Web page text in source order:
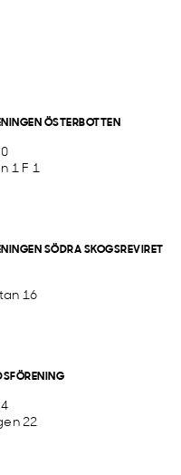
ÖSTERBOTTEN
1 F 1
SÖDRA SKOGSREVIRET
16
22